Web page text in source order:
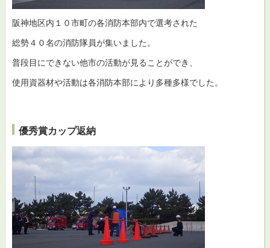
阪神地区内１０市町の各消防本部内で選考された
総勢４０名の消防隊員が集いました。
普段目にできない他市の活動が見ることができ、
使用資器材や活動は各消防本部により多種多様でした。
優秀賞カップ返納